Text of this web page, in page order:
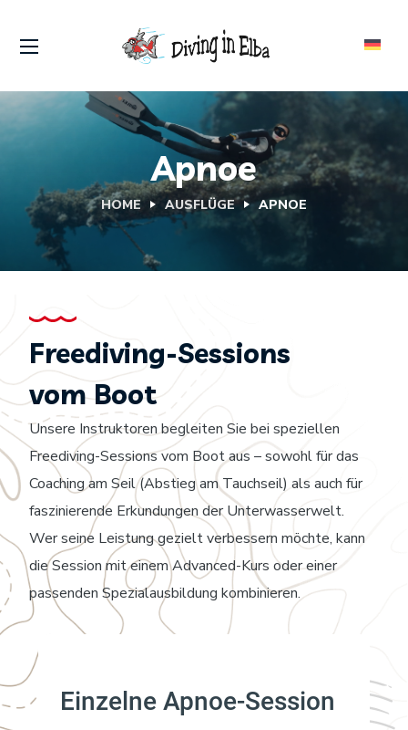
Apnoe
HOME AUSFLÜGE APNOE
Freediving-Sessions
vom Boot
Unsere Instruktoren begleiten Sie bei speziellen
Freediving-Sessions vom Boot aus – sowohl für das
Coaching am Seil (Abstieg am Tauchseil) als auch für
faszinierende Erkundungen der Unterwasserwelt.
Wer seine Leistung gezielt verbessern möchte, kann
die Session mit einem Advanced-Kurs oder einer
passenden Spezialausbildung kombinieren.
Einzelne Apnoe-Session